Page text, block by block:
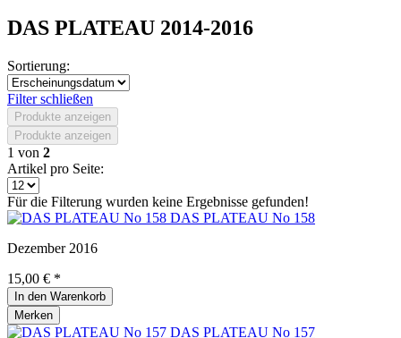
DAS PLATEAU 2014-2016
Sortierung:
Filter schließen
Produkte anzeigen
Produkte anzeigen
1 von 2
Artikel pro Seite:
Für die Filterung wurden keine Ergebnisse gefunden!
DAS PLATEAU No 158
Dezember 2016
15,00 € *
In den Warenkorb
Merken
DAS PLATEAU No 157